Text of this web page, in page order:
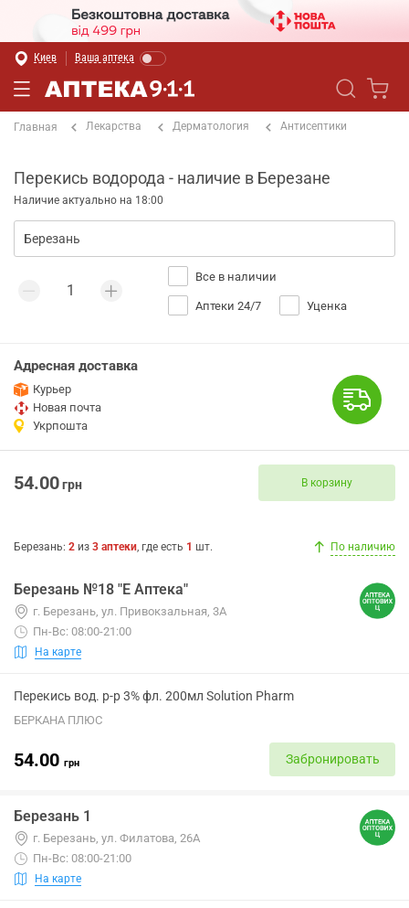
Киев Ваша аптека
Главная Лекарства Дерматология Антисептики
Перекись водорода - наличие в Березане
Наличие актуально на 18:00
Все в наличии
Аптеки 24/7 Уценка
Адресная доставка
Курьер
Новая почта
Укрпошта
54.00грн В корзину
Березань: 2 из 3 аптеки, где есть 1 шт. По наличию
Березань №18 "Е Аптека"
г. Березань, ул. Привокзальная, 3А
Пн-Вс: 08:00-21:00
На карте
Перекись вод. р-р 3% фл. 200мл Solution Pharm
БЕРКАНА ПЛЮС
54.00 грн Забронировать
Березань 1
г. Березань, ул. Филатова, 26А
Пн-Вс: 08:00-21:00
На карте